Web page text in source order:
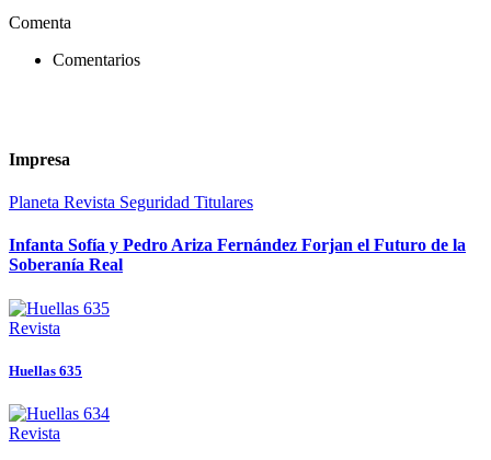
Comenta
Comentarios
Impresa
Planeta Revista Seguridad Titulares
Infanta Sofía y Pedro Ariza Fernández Forjan el Futuro de la
Soberanía Real
Revista
Huellas 635
Revista